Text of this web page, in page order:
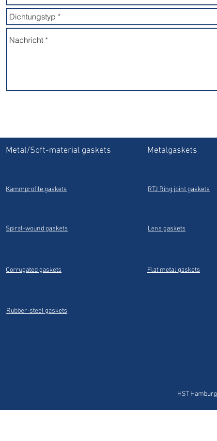
Metal/Soft-material gaskets
Kammprofile gaskets
Spiral-wound gaskets
Corrugated gaskets
Metalgaskets
RTJ Ring joint gaskets
Lens gaskets
Flat metal gaskets
Rubber-steel gaskets
HST